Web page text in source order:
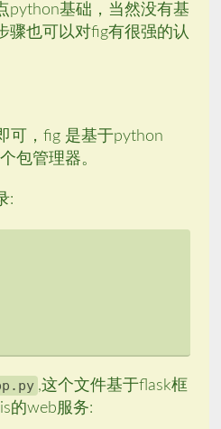
python基础，当然没有基
骤也可以对fig有很强的认
可，fig 是基于python
包管理器。
:
,这个文件基于flask框
的web服务: